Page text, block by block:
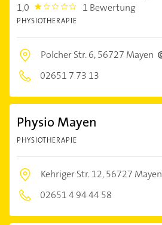
1,0 1.0 1 Bewertung
PHYSIOTHERAPIE
Polcher Str. 6,56727 Mayen
02651 7 73 13
Physio Mayen
PHYSIOTHERAPIE
Kehriger Str. 12,56727 Mayen
02651 4 94 44 58